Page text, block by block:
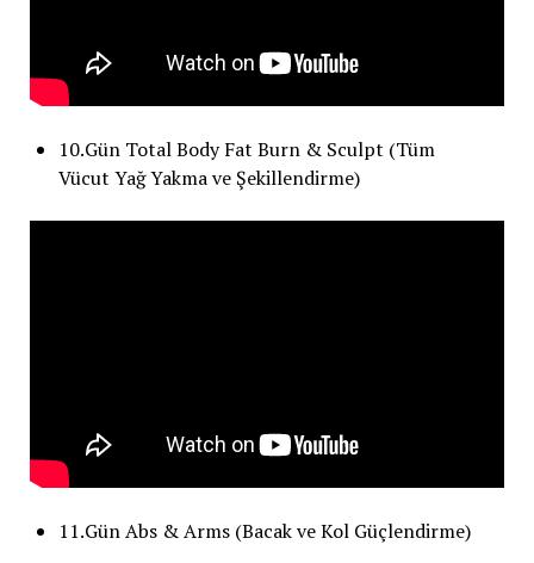
10.Gün Total Body Fat Burn & Sculpt (Tüm
Vücut Yağ Yakma ve Şekillendirme)
11.Gün Abs & Arms (Bacak ve Kol Güçlendirme)